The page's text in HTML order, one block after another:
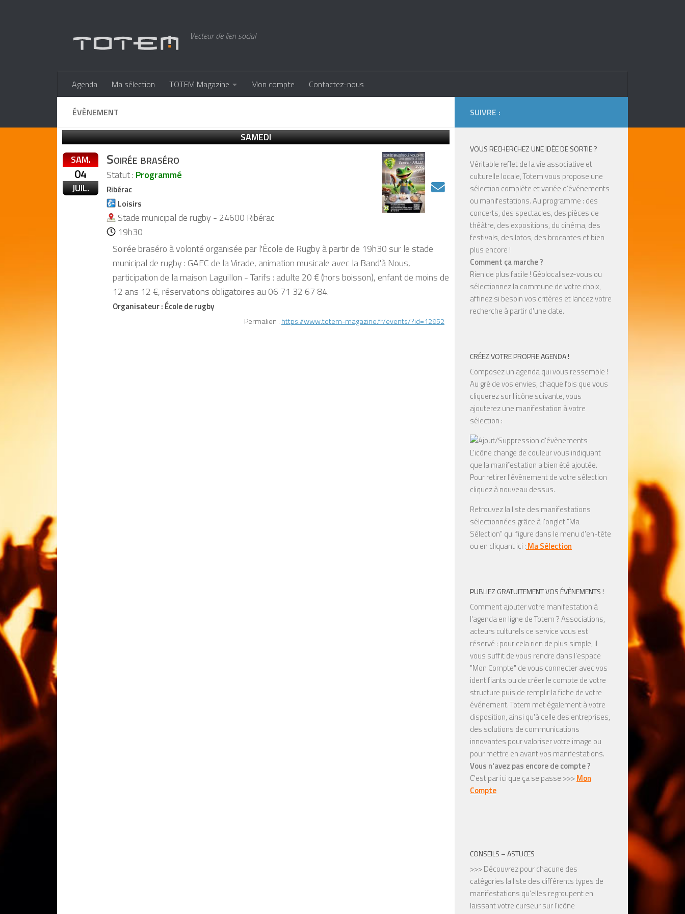
Vecteur de lien social
Agenda Ma sélection TOTEM Magazine Mon compte Contactez-nous
ÉVÈNEMENT
SAMEDI
SAM.
04
JUIL.
Soirée braséro
Statut : Programmé
Ribérac
Loisirs
Stade municipal de rugby - 24600 Ribérac
19h30
Soirée braséro à volonté organisée par l'École de Rugby à partir de 19h30 sur le stade
municipal de rugby : GAEC de la Virade, animation musicale avec la Band'à Nous,
participation de la maison Laguillon - Tarifs : adulte 20 € (hors boisson), enfant de moins de
12 ans 12 €, réservations obligatoires au 06 71 32 67 84.
Organisateur : École de rugby
Permalien : https://www.totem-magazine.fr/events/?id=12952
SUIVRE :
VOUS RECHERCHEZ UNE IDÉE DE SORTIE ?
Véritable reflet de la vie associative et
culturelle locale, Totem vous propose une
sélection complète et variée d’événements
ou manifestations. Au programme : des
concerts, des spectacles, des pièces de
théâtre, des expositions, du cinéma, des
festivals, des lotos, des brocantes et bien
plus encore !
Comment ça marche ?
Rien de plus facile ! Géolocalisez-vous ou
sélectionnez la commune de votre choix,
affinez si besoin vos critères et lancez votre
recherche à partir d'une date.
CRÉEZ VOTRE PROPRE AGENDA !
Composez un agenda qui vous ressemble !
Au gré de vos envies, chaque fois que vous
cliquerez sur l'icône suivante, vous
ajouterez une manifestation à votre
sélection :
L'icône change de couleur vous indiquant
que la manifestation a bien été ajoutée.
Pour retirer l'évènement de votre sélection
cliquez à nouveau dessus.
Retrouvez la liste des manifestations
sélectionnées grâce à l'onglet "Ma
Sélection" qui figure dans le menu d'en-tête
ou en cliquant ici : Ma Sélection
PUBLIEZ GRATUITEMENT VOS ÉVÈNEMENTS !
Comment ajouter votre manifestation à
l'agenda en ligne de Totem ? Associations,
acteurs culturels ce service vous est
réservé : pour cela rien de plus simple, il
vous suffit de vous rendre dans l'espace
"Mon Compte" de vous connecter avec vos
identifiants ou de créer le compte de votre
structure puis de remplir la fiche de votre
événement. Totem met également à votre
disposition, ainsi qu'à celle des entreprises,
des solutions de communications
innovantes pour valoriser votre image ou
pour mettre en avant vos manifestations.
Vous n'avez pas encore de compte ?
C'est par ici que ça se passe >>>Mon
Compte
CONSEILS – ASTUCES
>>> Découvrez pour chacune des
catégories la liste des différents types de
manifestations qu’elles regroupent en
laissant votre curseur sur l’icône